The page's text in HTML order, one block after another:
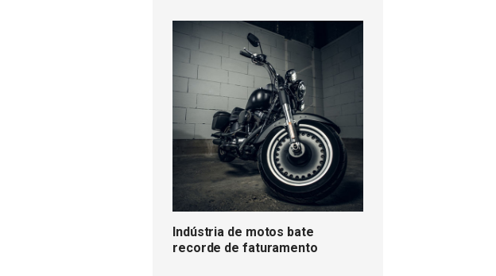
Indústria de motos bate
recorde de faturamento